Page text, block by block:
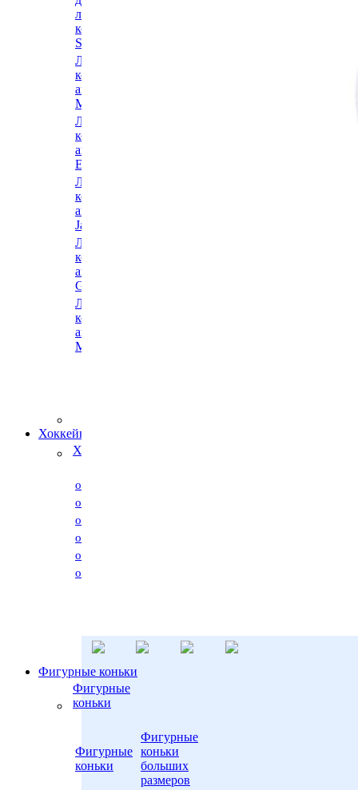
ледовых
коньков
SPORTUM
Ледовые
коньки и
аксессуары
Misson
Ледовые
коньки и
аксессуары
Easton
Ледовые
коньки и
аксессуары
Jackson
Ледовые
коньки и
аксессуары
Graf
Ледовые
коньки и
аксессуары
Maxcity
Хоккейные коньки
Хоккейные коньки
от 500 р. до 2000 р.
от 2000 р. до 3000 р.
от 3000 р. до 4000 р.
от 4000 р. до 5000 р.
от 5000 р. до 6000 р.
от 6000 р. до 30000 р.
Фигурные коньки
Фигурные
коньки
Фигурные
коньки
Фигурные
коньки
больших
размеров